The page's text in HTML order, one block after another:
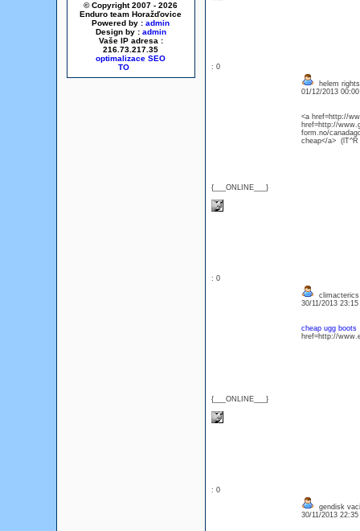
© Copyright 2007 - 2026
Enduro team Horažďovice
Powered by : admin
Design by : admin
Vaše IP adresa :
216.73.217.35
optimalizace SEO
: 0
{___ONLINE___}
helem
01/12/2013
<a href=http://
href=http://
form.no/
cheap</a> (lT^R
: 0
{___ONLINE___}
30/11/2013
cheap ugg boots
href=http://
: 0
gendisk
30/11/2013